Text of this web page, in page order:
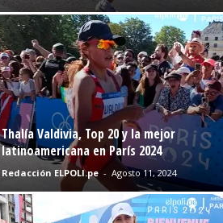
Thalía Valdivia, Top 20 y la mejor
latinoamericana en París 2024
Redacción ELPOLI.pe - Agosto 11, 2024